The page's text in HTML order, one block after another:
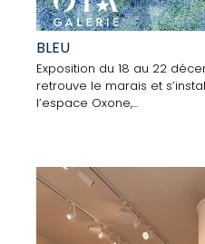
BLEU
Exposition du 18 au 22
retrouve le marais et
l’espace Oxone,...